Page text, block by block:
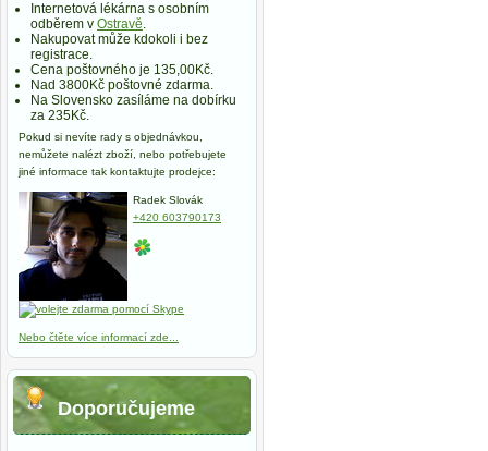
Internetová lékárna s osobním
odběrem v Ostravě.
Nakupovat může kdokoli i bez
registrace.
Cena poštovného je 135,00Kč.
Nad 3800Kč poštovné zdarma.
Na Slovensko zasíláme na dobírku
za 235Kč.
Pokud si nevíte rady s objednávkou,
nemůžete nalézt zboží, nebo potřebujete
jiné informace tak kontaktujte prodejce:
Radek Slovák
+420 603790173
Nebo čtěte více informací zde...
Doporučujeme